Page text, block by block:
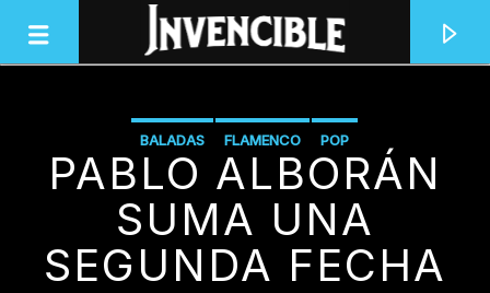
INVENCIBLE RADIO
JUNTOS SOMOS INVENCIBLES
BALADAS FLAMENCO POP
PABLO ALBORÁN
SUMA UNA
SEGUNDA FECHA